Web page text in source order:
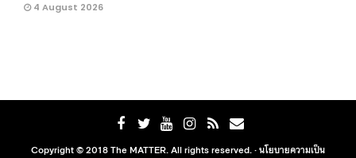
4 August 2026
Copyright © 2018 The MATTER. All rights reserved. ·นโยบายความเป็น